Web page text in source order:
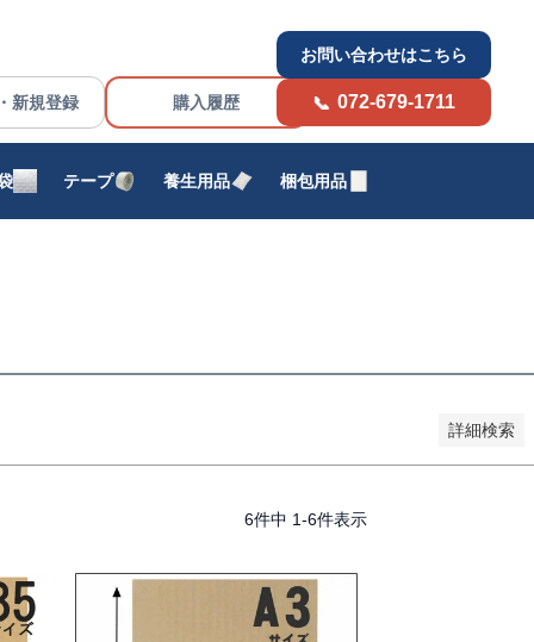
新規登録 購入履歴
お問い合わせはこちら
072-679-1711
テープ 養生用品 梱包用品
詳細検索
予約商品のみを表示
6件中 1-6件表示